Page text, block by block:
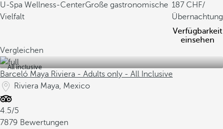
U-Spa Wellness-CenterGroße gastronomische
Vielfalt
187
/
Übernachtung
Verfügbarkeit
einsehen
Vergleichen
All inclusive
Barceló Maya Riviera - Adults only - All Inclusive
Riviera Maya, Mexico
4.5/5
7879 Bewertungen